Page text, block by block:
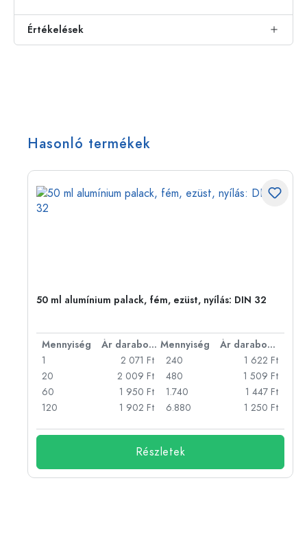
Értékelések
Hasonló termékek
50 ml alumínium palack, fém, ezüst, nyílás: DIN 32
Mennyiség Ár darabonként Mennyiség
Ár darabonként
1
2 071 Ft
20
2 009 Ft
60
1 950 Ft
120
1 902 Ft
240
1 622 Ft
480
1 509 Ft
1.740
1 447 Ft
6.880
1 250 Ft
Részletek